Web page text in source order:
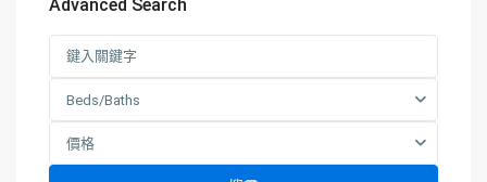
Advanced Search
Beds/Baths
價格